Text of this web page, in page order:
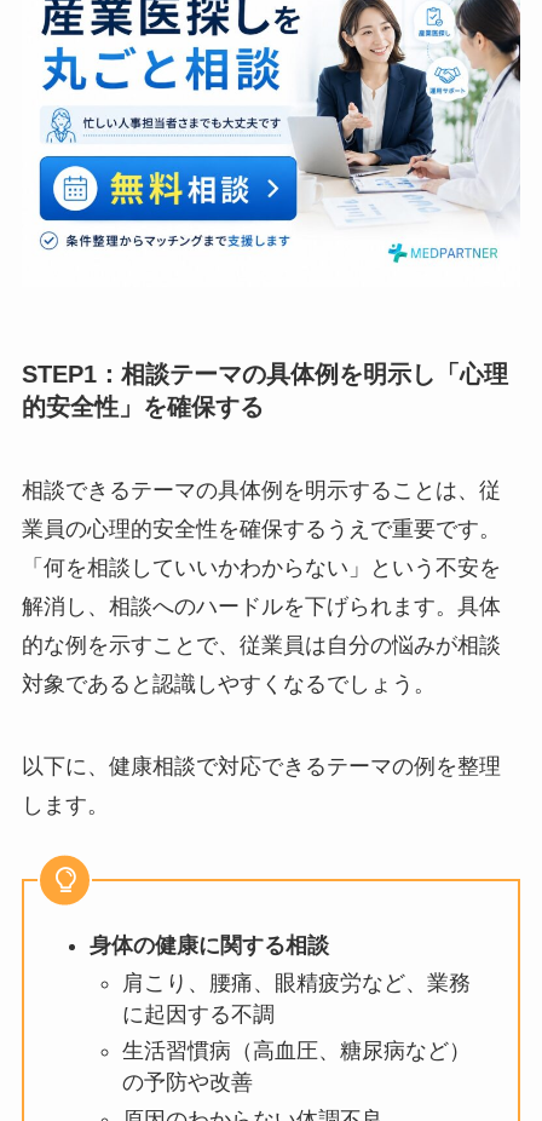
あれば、ぜひ一度お気軽にご相談ください。
STEP1：相談テーマの具体例を明示し「心
理的安全性」を確保する
相談できるテーマの具体例を明示することは、従
業員の心理的安全性を確保するうえで重要です。
解消し、相談へのハードルを下げられます。具体
的な例を示すことで、従業員は自分の悩みが相談
します。
身体の健康に関する相談